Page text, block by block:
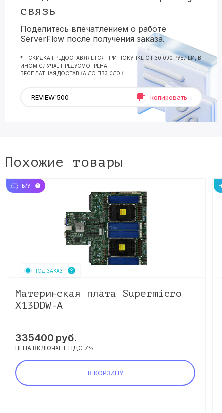
связь
Поделитесь впечатлением о работе
ServerFlow после получения заказа.
* - СКИДКА ПРЕДОСТАВЛЯЕТСЯ ПРИ ПОКУПКЕ ОТ 30 000 РУБЛЕЙ, В
ИНОМ СЛУЧАЕ ПРЕДУСМОТРЕНА
БЕСПЛАТНАЯ ДОСТАВКА ДО ПВЗ СДЭК.
копировать
Похожие товары
Б/У
ПОД ЗАКАЗ
Материнская плата Supermicro
X13DDW-A
335400 руб.
ЦЕНА ВКЛЮЧАЕТ НДС 7%
В КОРЗИНУ